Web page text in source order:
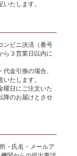
たします。
ンビニ決済（番号
ら３営業日以内に
金引換の場合、
たします。
曜日にご注文いた
降のお届けとさせ
・氏名・メールア